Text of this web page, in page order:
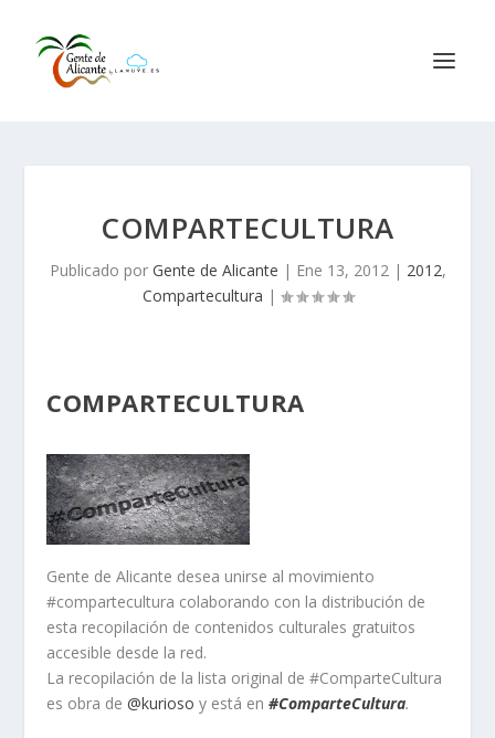
COMPARTECULTURA
Publicado por Gente de Alicante | Ene 13, 2012| 2012,
Compartecultura |
COMPARTECULTURA
Gente de Alicante desea unirse al movimiento
#compartecultura colaborando con la distribución de
esta recopilación de contenidos culturales gratuitos
accesible desde la red.
La recopilación de la lista original de #ComparteCultura
es obra de@kurioso y está en#ComparteCultura.